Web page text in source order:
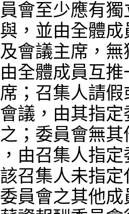
員會至少應有
與，並由全體
及會議主席，
由全體成員互
席；召集人請
會議，由其指
之；委員會無
，由召集人指
該召集人未指
委員會之其他